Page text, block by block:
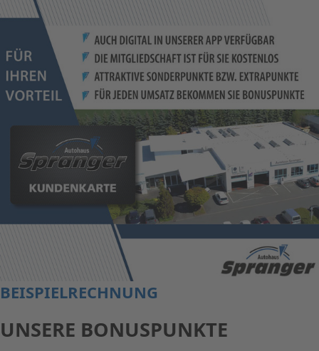
BEISPIELRECHNUNG
UNSERE BONUSPUNKTE